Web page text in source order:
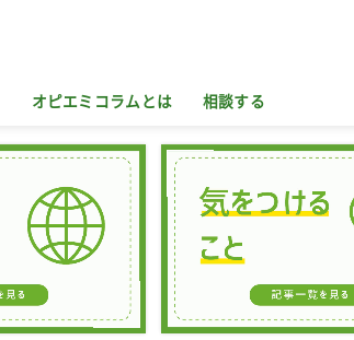
オピエミコラムとは 相談する